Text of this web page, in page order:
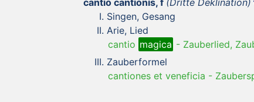
Singen, Gesang
Arie, Lied
cantio magica - Zauberlied,
Zauberformel
cantiones et veneficia -